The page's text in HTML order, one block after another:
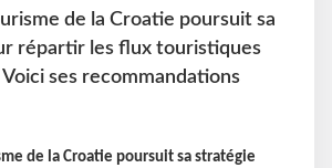
de la Croatie poursuit sa
répartir les flux touristiques
Voici ses recommandations
de la Croatie poursuit sa stratégie